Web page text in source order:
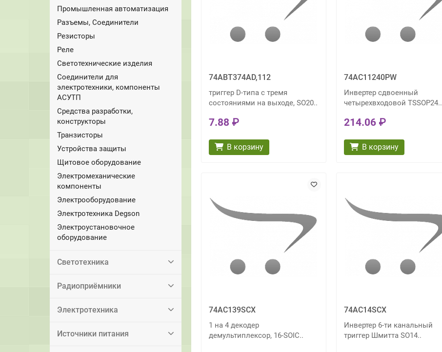
Промышленная автоматизация
Разъемы, Соединители
Резисторы
Реле
Светотехнические изделия
Соединители для
электротехники, компоненты
АСУТП
Средства разработки,
конструкторы
Транзисторы
Устройства защиты
Щитовое оборудование
Электромеханические
компоненты
Электрооборудование
Электротехника Degson
Электроустановочное
оборудование
Светотехника
Радиоприёмники
Электротехника
Источники питания
74ABT374AD,112
триггер D-типа с тремя
состояниями на выходе, SO20..
7.88 ₽
В корзину
74AC11240PW
Инвертер сдвоенный
четырехвходовой TSSOP24..
214.06 ₽
В корзину
74AC139SCX
1 на 4 декодер
демультиплексор, 16-SOIC..
74AC14SCX
Инвертер 6-ти канальный
триггер Шмитта SO14..